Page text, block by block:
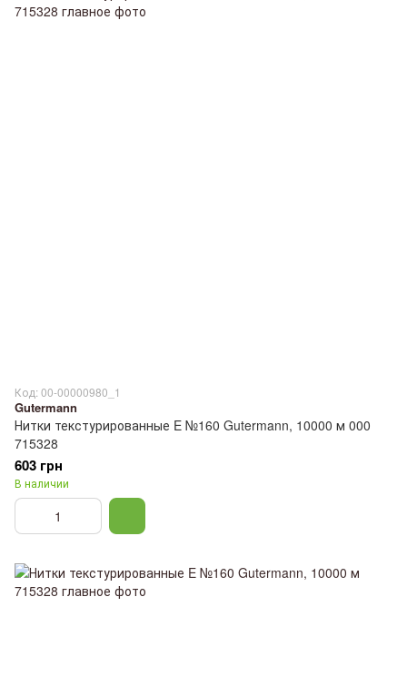
Код: 00-00000980_1
Gutermann
Нитки текстурированные E №160 Gutermann, 10000 м 000
715328
603 грн
В наличии